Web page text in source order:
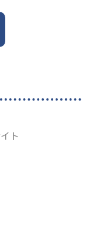
の英語力育成に
指導スキルを研
とりに向き合っ
「良いところ」
トする。この指
理のない学習と
、保護者とのコ
も重視してい
ることにより、
を推進。「教室
んでいる点も、
ト